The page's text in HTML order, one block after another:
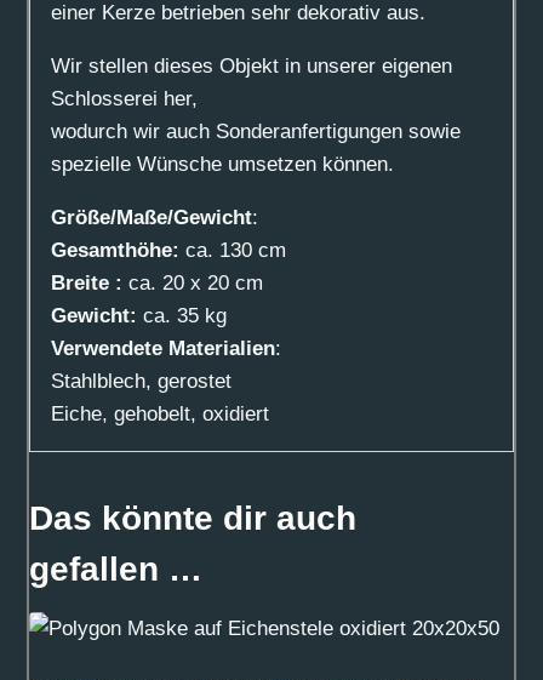
einer Kerze betrieben sehr dekorativ aus.
Wir stellen dieses Objekt in unserer eigenen
Schlosserei her,
wodurch wir auch Sonderanfertigungen sowie
spezielle Wünsche umsetzen können.
Größe/Maße/Gewicht:
Gesamthöhe: ca. 130 cm
Breite : ca. 20 x 20 cm
Gewicht: ca. 35 kg
Verwendete Materialien:
Stahlblech, gerostet
Eiche, gehobelt, oxidiert
Das könnte dir auch
gefallen …